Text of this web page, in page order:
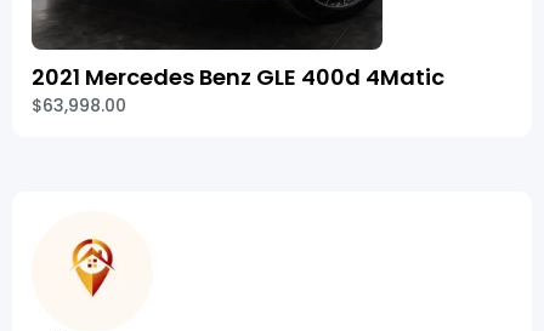
2021 Mercedes Benz GLE 400d 4Matic
$63,998.00